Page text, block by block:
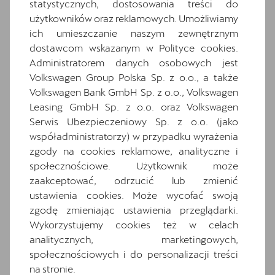
Informacje o oponach
Materiałowa ze skórą ekologiczną w kolorze
czarnym
Media System Plus: 12.9-calowy kolorowy
ekran dotykowy
Osłony przeciwsłoneczne kierowcy i
pasażera z zamykanymi i podświetlanymi
lusterkami
Oświetlenie powitalne LED w lusterkach
bocznych
Relingi dachowe w kolorze lśniącej czerni
Schowek z funkcją bezprzewodowego
ładowania telefonu
Speed limiter
System Front Cross traffic assist
System rozpoznawania zmęczenia
statystycznych, dostosowania treści do
użytkowników oraz reklamowych. Umożliwiamy
ich umieszczanie naszym zewnętrznym
dostawcom wskazanym w Polityce cookies.
Administratorem danych osobowych jest
Volkswagen Group Polska Sp. z o.o., a także
Volkswagen Bank GmbH Sp. z o.o., Volkswagen
Leasing GmbH Sp. z o.o. oraz Volkswagen
Serwis Ubezpieczeniowy Sp. z o.o. (jako
współadministratorzy) w przypadku wyrażenia
zgody na cookies reklamowe, analityczne i
społecznościowe. Użytkownik może
zaakceptować, odrzucić lub zmienić
ustawienia cookies. Może wycofać swoją
zgodę zmieniając ustawienia przeglądarki.
Wykorzystujemy cookies też w celach
analitycznych, marketingowych,
społecznościowych i do personalizacji treści
na stronie.